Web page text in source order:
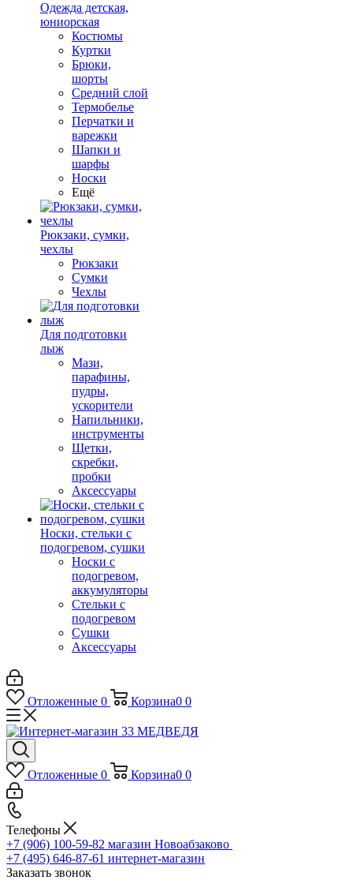
Одежда детская,
юниорская
Костюмы
Куртки
Брюки,
шорты
Средний слой
Термобелье
Перчатки и
варежки
Шапки и
шарфы
Носки
Ещё
Рюкзаки, сумки,
чехлы
Рюкзаки
Сумки
Чехлы
Для подготовки
лыж
Мази,
парафины,
пудры,
ускорители
Напильники,
инструменты
Щетки,
скребки,
пробки
Аксессуары
Носки, стельки с
подогревом, сушки
Носки с
подогревом,
аккумуляторы
Стельки с
подогревом
Сушки
Аксессуары
Отложенные 0 Корзина0 0
Отложенные 0 Корзина0 0
Телефоны
+7 (906) 100-59-82 магазин Новоабзаково
+7 (495) 646-87-61 интернет-магазин
Заказать звонок